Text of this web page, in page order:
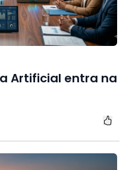
Artificial entra na